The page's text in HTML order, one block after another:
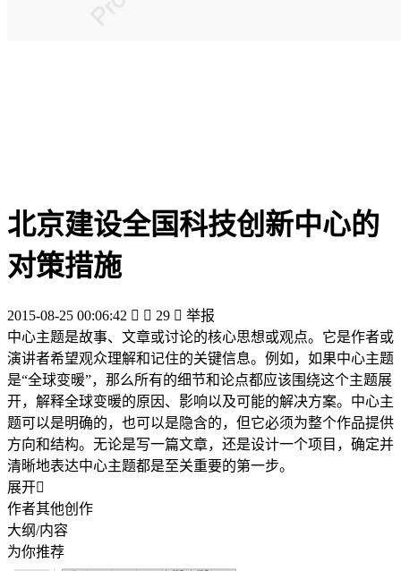
北京建设全国科技创新中心的
对策措施
2015-08-25 00:06:42   29  举报
中心主题是故事、文章或讨论的核心思想或观点。它是作者或
演讲者希望观众理解和记住的关键信息。例如，如果中心主题
是“全球变暖”，那么所有的细节和论点都应该围绕这个主题展
开，解释全球变暖的原因、影响以及可能的解决方案。中心主
题可以是明确的，也可以是隐含的，但它必须为整个作品提供
方向和结构。无论是写一篇文章，还是设计一个项目，确定并
清晰地表达中心主题都是至关重要的第一步。
展开
作者其他创作
大纲/内容
为你推荐